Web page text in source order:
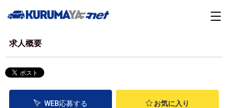
求人概要
WEB応募する お気に入り